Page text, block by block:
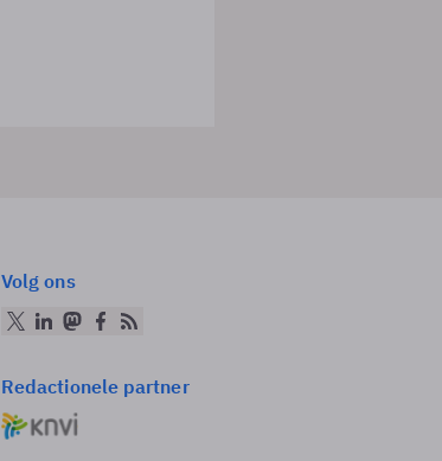
Volg ons
Redactionele partner